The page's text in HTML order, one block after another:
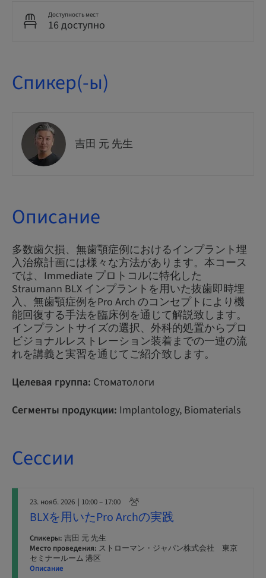
Доступность мест
16 доступно
Спикер(-ы)
吉田 元 先生
Описание
多数歯欠損、無歯顎症例におけるインプラント埋
入治療計画には様々な方法があります。本コース
では、Immediate プロトコルに特化した
Straumann BLX インプラントを用いた抜歯即時埋
入、無歯顎症例をPro Arch のコンセプトにより機
能回復する手法を臨床例を通じて解説致します。
インプラントサイズの選択、外科的処置からプロ
ビジョナルレストレーション装着までの一連の流
れを講義と実習を通じてご紹介致します。
Целевая группа: Стоматологи
Сегменты продукции: Implantology, Biomaterials
Сессии
23. нояб. 2026 | 10:00 – 17:00
BLXを用いたPro Archの実践
Спикеры: 吉田 元 先生
Место проведения: ストローマン・ジャパン株式会社 東京
セミナールーム 港区
Описание